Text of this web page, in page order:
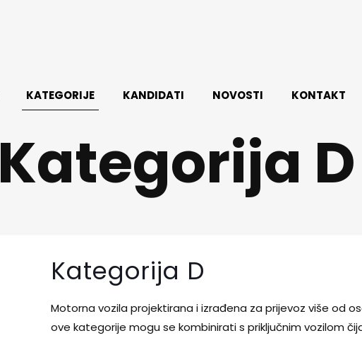
KATEGORIJE KANDIDATI NOVOSTI KONTAKT
Kategorija D
Kategorija D
Motorna vozila projektirana i izrađena za prijevoz više od
ove kategorije mogu se kombinirati s priključnim vozilom